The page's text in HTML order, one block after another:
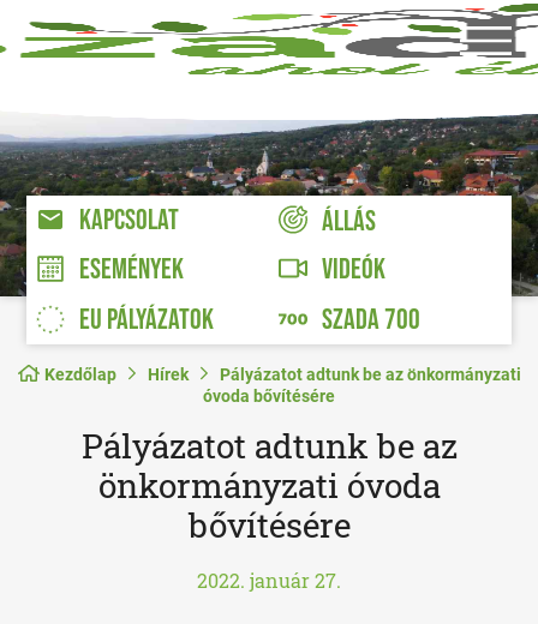
KAPCSOLAT
ÁLLÁS
ESEMÉNYEK
VIDEÓK
EU PÁLYÁZATOK
SZADA 700
Kezdőlap Hírek
Pályázatot adtunk be az önkormányzati
óvoda bővítésére
Pályázatot adtunk be az
önkormányzati óvoda
bővítésére
2022. január 27.